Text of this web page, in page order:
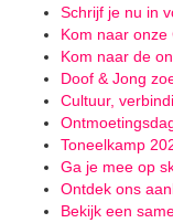
Schrijf je nu in
Kom naar onze
Kom naar de
Doof & Jong
Cultuur,
Toneelkamp
Ga je mee op
Ontdek ons
Bekijk een